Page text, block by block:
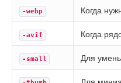
-webp Когда
-avif Когда
-small Для